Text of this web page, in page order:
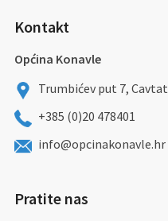
Kontakt
Općina Konavle
Trumbićev put 7, Cavtat
+385 (0)20 478401
info@opcinakonavle.hr
Pratite nas